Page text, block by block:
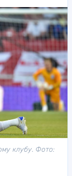
клубу. Фото: